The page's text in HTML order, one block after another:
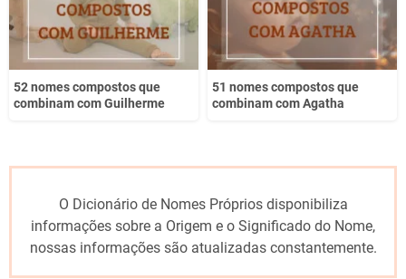
52 nomes compostos que
combinam com Guilherme
51 nomes compostos que
combinam com Agatha
O Dicionário de Nomes Próprios disponibiliza
informações sobre a Origem e o Significado do Nome,
nossas informações são atualizadas constantemente.